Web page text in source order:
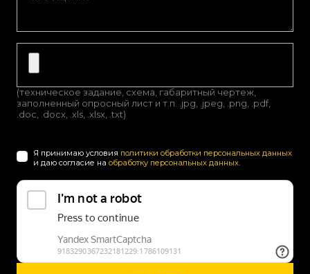
(техническое задание, схема, габаритный чертеж,
заполненный опросный лист и т.п. .jpg, .jpeg, .png, .pdf,
.doc, .docx, .xls, .xlsx, .txt)
Я принимаю условия политики обработки персональных данных
и даю согласие на обработку персональных данных.